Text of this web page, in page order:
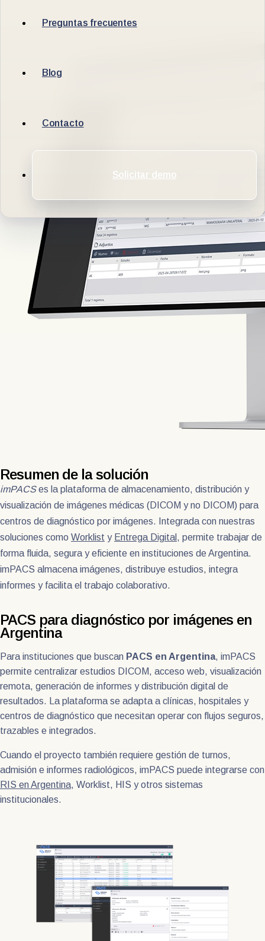
Preguntas frecuentes
Blog
Contacto
Solicitar demo
Resumen de la solución
imPACSes la plataforma de almacenamiento, distribución y
visualización de imágenes médicas (DICOM y no DICOM) para
centros de diagnóstico por imágenes. Integrada con nuestras
soluciones como Worklist y Entrega Digital , permite trabajar de
forma fluida, segura y eficiente en instituciones de Argentina.
imPACS almacena imágenes, distribuye estudios, integra
informes y facilita el trabajo colaborativo.
PACS para diagnóstico por imágenes en
Argentina
Para instituciones que buscan PACS en Argentina, imPACS
permite centralizar estudios DICOM, acceso web, visualización
remota, generación de informes y distribución digital de
resultados. La plataforma se adapta a clínicas, hospitales y
centros de diagnóstico que necesitan operar con flujos seguros,
trazables e integrados.
Cuando el proyecto también requiere gestión de turnos,
admisión e informes radiológicos, imPACS puede integrarse con
RIS en Argentina, Worklist, HIS y otros sistemas
institucionales.